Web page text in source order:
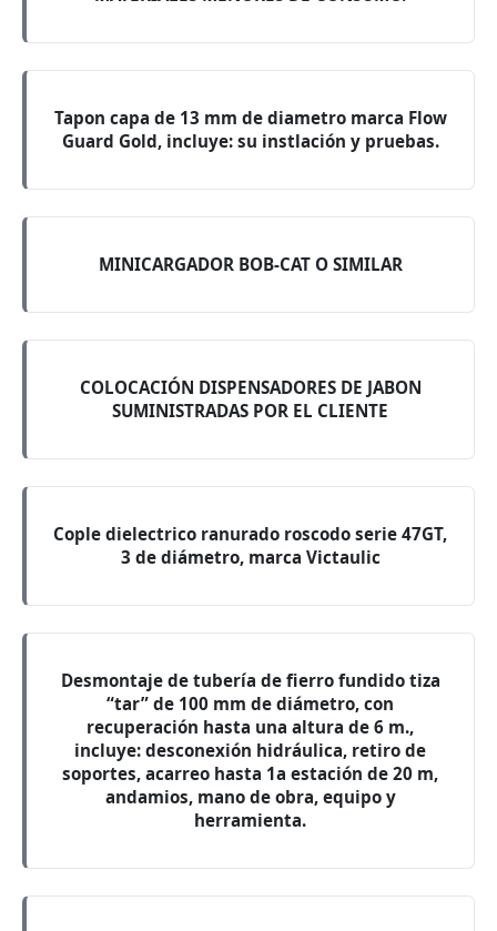
Tapon capa de 13 mm de diametro marca Flow
Guard Gold, incluye: su instlación y pruebas.
MINICARGADOR BOB-CAT O SIMILAR
COLOCACIÓN DISPENSADORES DE JABON
SUMINISTRADAS POR EL CLIENTE
Cople dielectrico ranurado roscodo serie 47GT,
3 de diámetro, marca Victaulic
Desmontaje de tubería de fierro fundido tiza
“tar” de 100 mm de diámetro, con
recuperación hasta una altura de 6 m.,
incluye: desconexión hidráulica, retiro de
soportes, acarreo hasta 1a estación de 20 m,
andamios, mano de obra, equipo y
herramienta.